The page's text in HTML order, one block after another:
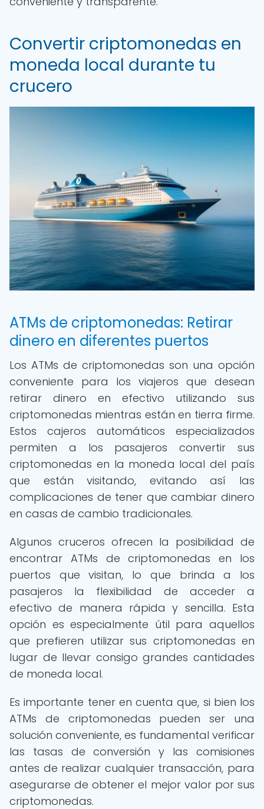
Convertir criptomonedas en
moneda local durante tu
crucero
ATMs de criptomonedas: Retirar
dinero en diferentes puertos
Los ATMs de criptomonedas son una opción
conveniente para los viajeros que desean
retirar dinero en efectivo utilizando sus
criptomonedas mientras están en tierra firme.
Estos cajeros automáticos especializados
permiten a los pasajeros convertir sus
criptomonedas en la moneda local del país
que están visitando, evitando así las
complicaciones de tener que cambiar dinero
en casas de cambio tradicionales.
Algunos cruceros ofrecen la posibilidad de
encontrar ATMs de criptomonedas en los
puertos que visitan, lo que brinda a los
pasajeros la flexibilidad de acceder a
efectivo de manera rápida y sencilla. Esta
opción es especialmente útil para aquellos
que prefieren utilizar sus criptomonedas en
lugar de llevar consigo grandes cantidades
de moneda local.
Es importante tener en cuenta que, si bien los
ATMs de criptomonedas pueden ser una
solución conveniente, es fundamental verificar
las tasas de conversión y las comisiones
antes de realizar cualquier transacción, para
asegurarse de obtener el mejor valor por sus
criptomonedas.